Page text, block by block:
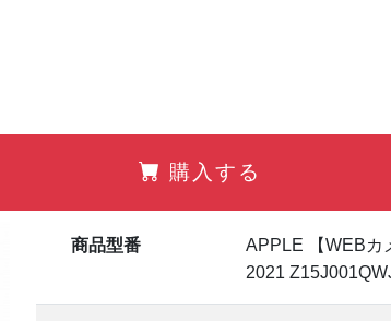
購入する
カメラ内蔵
176004
商品型番
APPLE 【WEBカ
2021